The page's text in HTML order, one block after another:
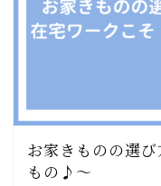
お家きものの選
もの♪〜